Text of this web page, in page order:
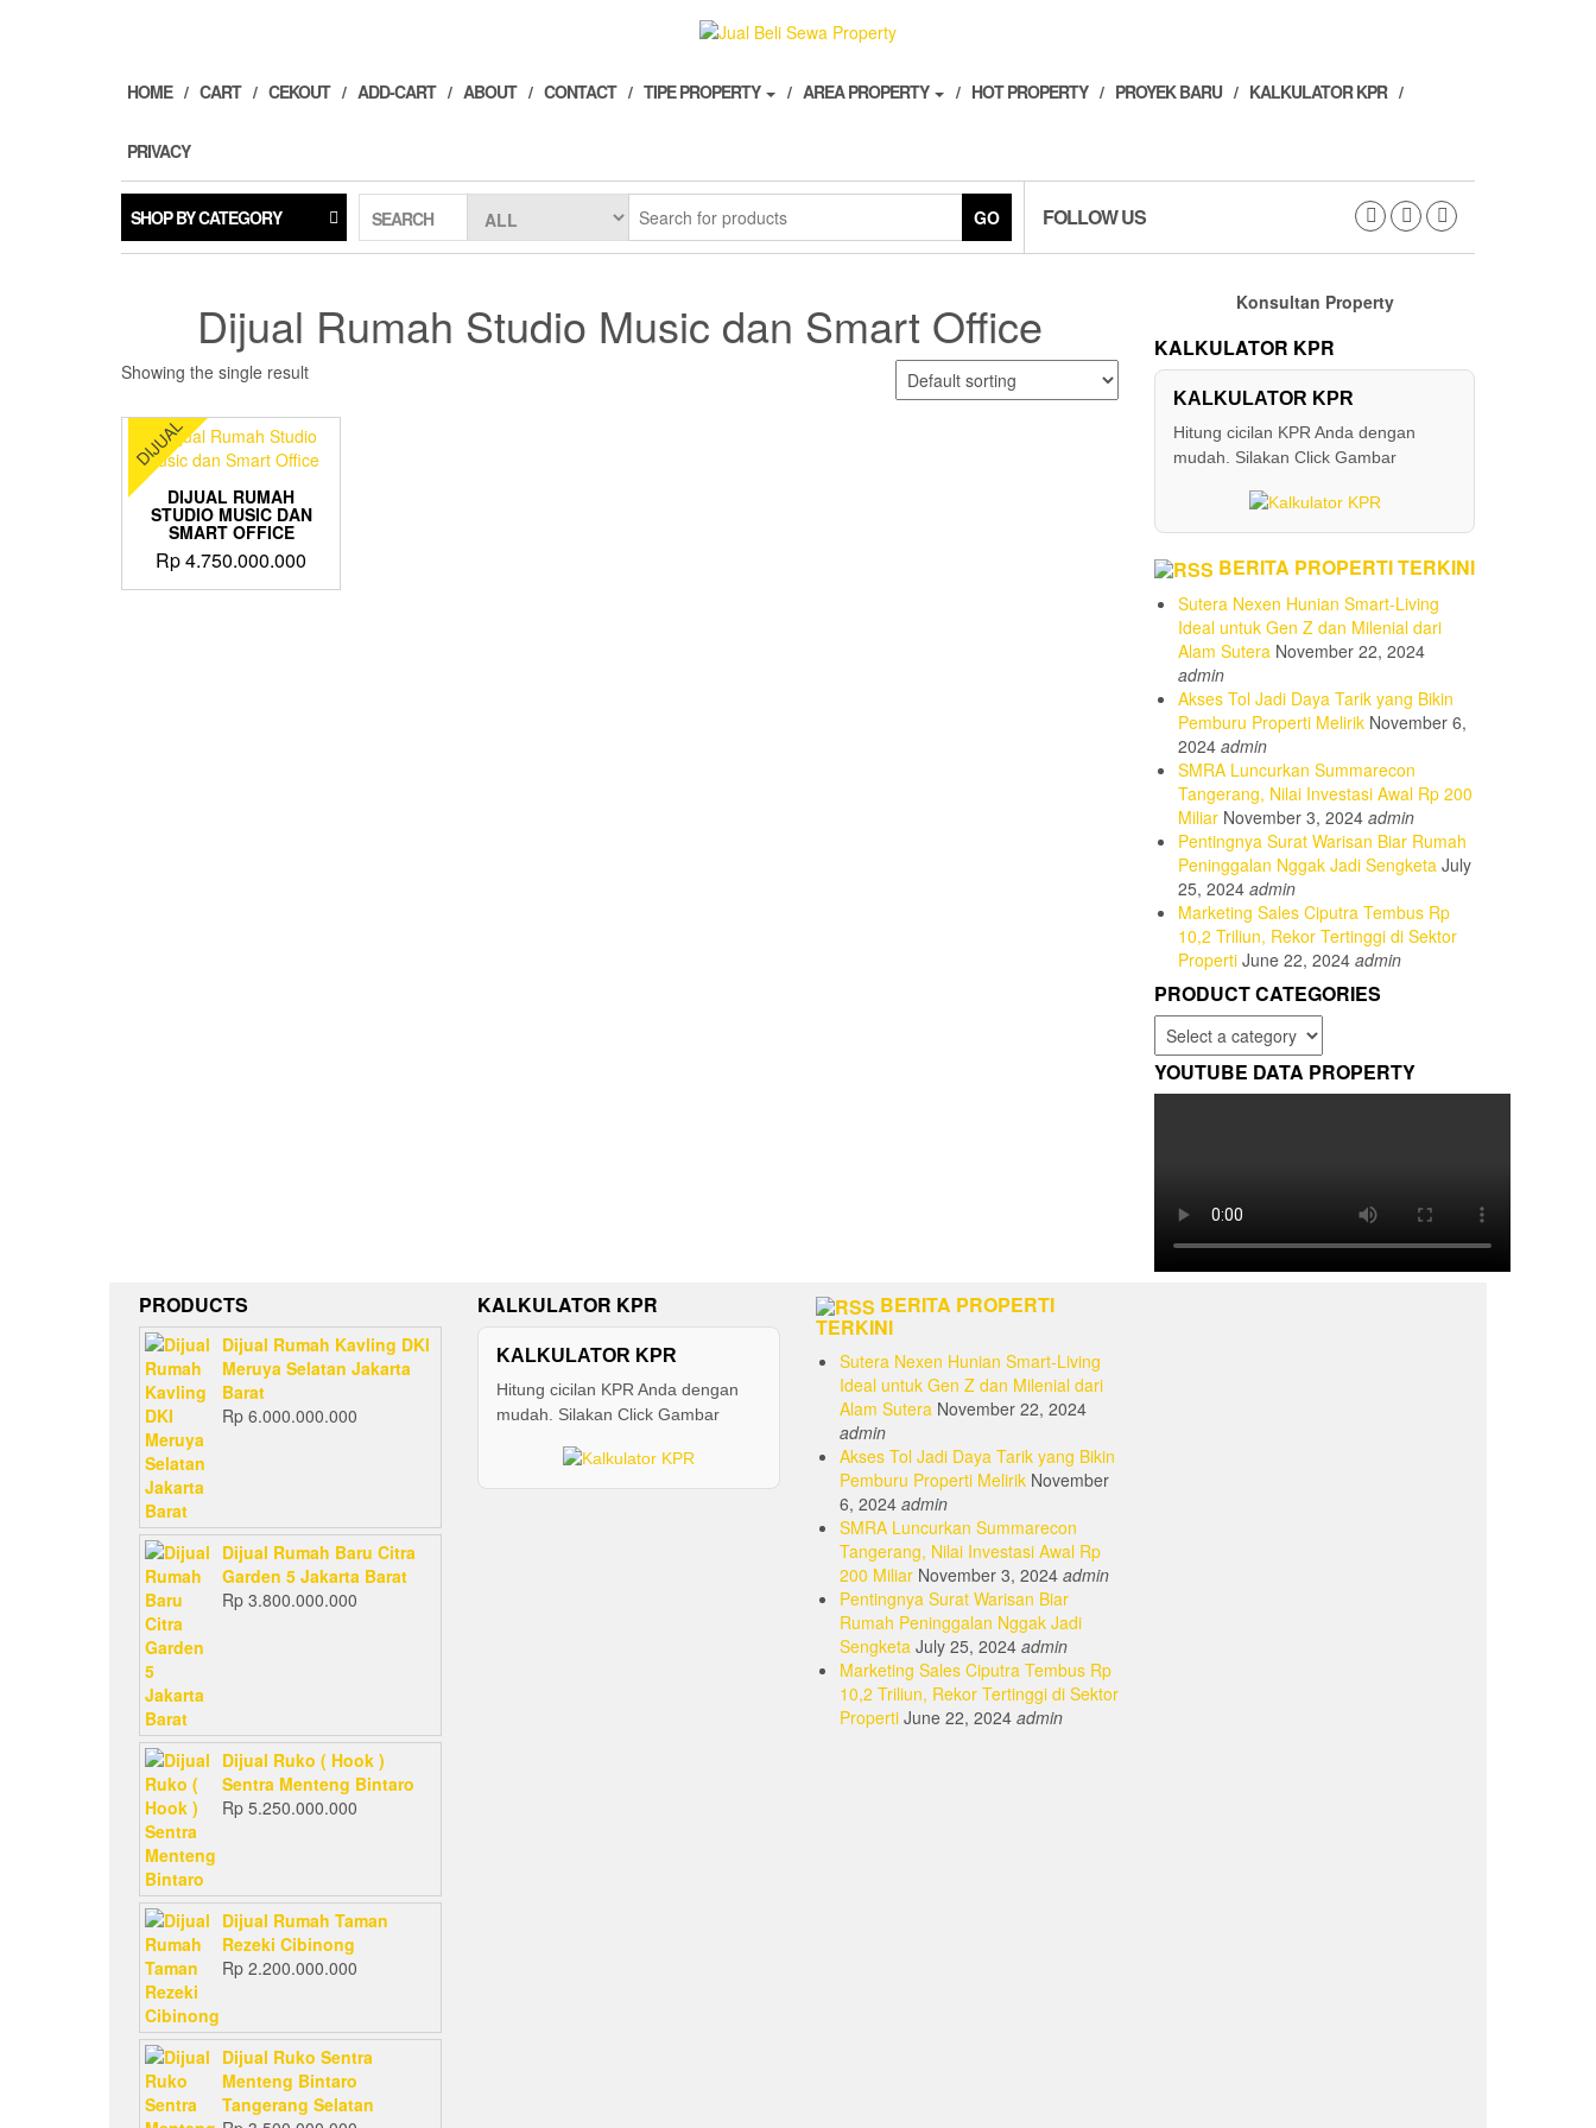
HOME CART CEKOUT ADD-CART ABOUT CONTACT TIPE PROPERTY AREA PROPERTY HOT PROPERTY PROYEK BARU KALKULATOR KPR
PRIVACY
SHOP BY CATEGORY SEARCH GO FOLLOW US
Dijual Rumah Studio Music dan Smart Office
Showing the single result
DIJUAL
DIJUAL RUMAH
STUDIO MUSIC DAN
SMART OFFICE
Rp4.750.000.000
Konsultan Property
KALKULATOR KPR
KALKULATOR KPR
Hitung cicilan KPR Anda dengan
mudah. Silakan Click Gambar
BERITA PROPERTI TERKINI
Sutera Nexen Hunian Smart-Living
Ideal untuk Gen Z dan Milenial dari
Alam Sutera November 22, 2024
admin
Akses Tol Jadi Daya Tarik yang Bikin
Pemburu Properti Melirik November 6,
2024 admin
SMRA Luncurkan Summarecon
Tangerang, Nilai Investasi Awal Rp 200
Miliar November 3, 2024 admin
Pentingnya Surat Warisan Biar Rumah
Peninggalan Nggak Jadi Sengketa July
25, 2024 admin
Marketing Sales Ciputra Tembus Rp
10,2 Triliun, Rekor Tertinggi di Sektor
Properti June 22, 2024 admin
PRODUCT CATEGORIES
YOUTUBE DATA PROPERTY
PRODUCTS
Dijual Rumah Kavling DKI
Meruya Selatan Jakarta
Barat
Rp 6.000.000.000
Dijual Rumah Baru Citra
Garden 5 Jakarta Barat
Rp 3.800.000.000
Dijual Ruko ( Hook )
Sentra Menteng Bintaro
Rp 5.250.000.000
Dijual Rumah Taman
Rezeki Cibinong
Rp 2.200.000.000
Dijual Ruko Sentra
Menteng Bintaro
Tangerang Selatan
KALKULATOR KPR
KALKULATOR KPR
Hitung cicilan KPR Anda dengan
mudah. Silakan Click Gambar
BERITA PROPERTI
TERKINI
Sutera Nexen Hunian Smart-Living
Ideal untuk Gen Z dan Milenial dari
Alam Sutera November 22, 2024
admin
Akses Tol Jadi Daya Tarik yang Bikin
Pemburu Properti Melirik November
6, 2024 admin
SMRA Luncurkan Summarecon
Tangerang, Nilai Investasi Awal Rp
200 Miliar November 3, 2024 admin
Pentingnya Surat Warisan Biar
Rumah Peninggalan Nggak Jadi
Sengketa July 25, 2024 admin
Marketing Sales Ciputra Tembus Rp
10,2 Triliun, Rekor Tertinggi di Sektor
Properti June 22, 2024 admin